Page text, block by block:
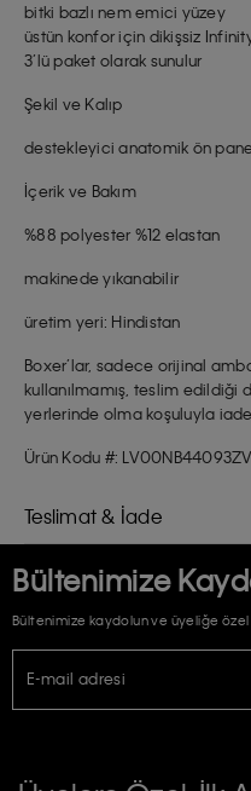
bitki bazlı nem emici yüzey
üstün konfor için dikişsiz
3’lü paket olarak sunulur
Şekil ve Kalıp
destekleyici anatomik ön
İçerik ve Bakım
%88 polyester %12 elastan
makinede yıkanabilir
üretim yeri: Hindistan
Boxer’lar, sadece orijinal
kullanılmamış, teslim edildiği
yerlerinde olma koşuluyla
Ürün Kodu #: LV00NB44093ZV
Teslimat & İade
Bültenimize
Bültenimize kaydolun ve üyeliğe
E-mail adresi
İŞLENMESİ HAKKINDA AÇIK RIZA